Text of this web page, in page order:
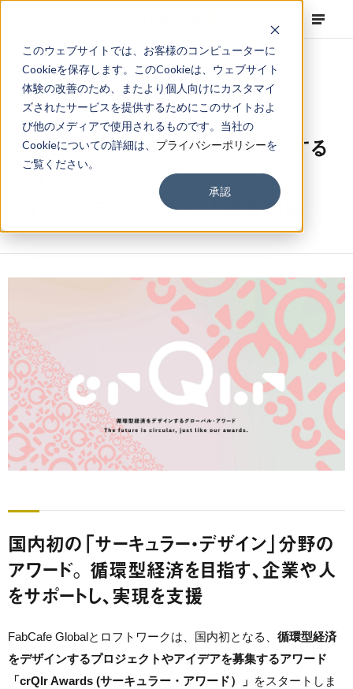
このウェブサイトでは、お客様のコンピューターに
Cookieを保存します。このCookieは、ウェブサイト
体験の改善のため、またより個人向けにカスタマイ
ズされたサービスを提供するためにこのサイトおよ
び他のメディアで使用されるものです。当社の
Cookieについての詳細は、 プライバシーポリシーを
ご覧ください。
承認
NEWS Corporate Press Release 2021.08.04
国内初！ 循環型経済をデザインする
グローバルアワード
「サーキュラー・アワード」募集開始
国内初の「サーキュラー・デザイン」分野の
アワード。 循環型経済を目指す、企業や人
をサポートし、実現を支援
FabCafe Globalとロフトワークは、国内初となる、 循環型経済
をデザインするプロジェクトやアイデアを募集するアワード
「crQlr Awards (サーキュラー・アワード）」 をスタートしま